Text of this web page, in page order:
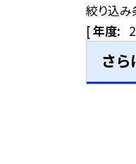
絞り込み
[年度:
さ